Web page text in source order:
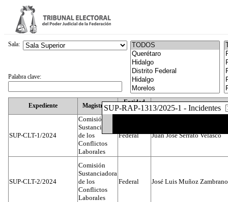
SUP-RAP-1313/2025-1 - Incidentes
Expediente Magistrado
Entidad
Federativa
SUP-CLT-1/2024
Comisión
Sustanciadora
de los
Conflictos
Laborales
Federal Juan José Serrato Velasco
SUP-CLT-2/2024
Comisión
Sustanciadora
de los
Conflictos
Laborales
Federal José Luis Muñoz Zambrano
Sala:
Palabra clave: